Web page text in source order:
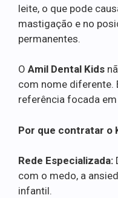
leite, o que pode
mastigação e no
permanentes.
O Amil Dental Kids
com nome diferente.
referência focada em
Por que contratar o
Rede Especializada:
com o medo, a
infantil.